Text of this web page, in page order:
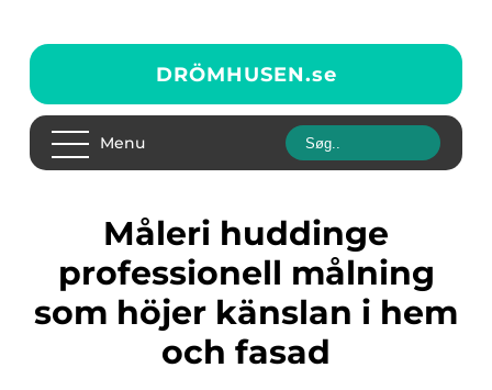
DRÖMHUSEN.se
Menu
Måleri huddinge
professionell målning
som höjer känslan i hem
och fasad